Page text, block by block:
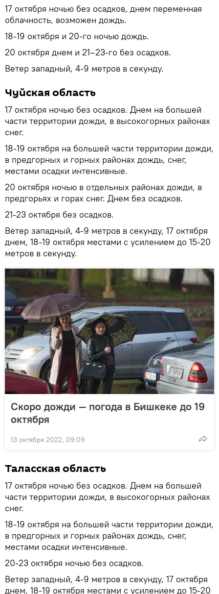
17 октября ночью без осадков, днем переменная
облачность, возможен дождь.
18-19 октября и 20-го ночью дождь.
20 октября днем и 21–23-го без осадков.
Ветер западный, 4-9 метров в секунду.
Чуйская область
17 октября ночью без осадков. Днем на большей
части территории дожди, в высокогорных районах
снег.
18-19 октября на большей части территории дожди,
в предгорных и горных районах дождь, снег,
местами осадки интенсивные.
20 октября ночью в отдельных районах дожди, в
предгорьях и горах снег. Днем без осадков.
21-23 октября без осадков.
Ветер западный, 4-9 метров в секунду, 17 октября
днем, 18-19 октября местами с усилением до 15-20
метров в секунду.
Скоро дожди — погода в Бишкеке до 19
октября
13 октября 2022, 09:09
Таласская область
17 октября ночью без осадков. Днем на большей
части территории дожди, в высокогорных районах
снег.
18-19 октября на большей части территории дожди,
в предгорных и горных районах дождь, снег,
местами осадки интенсивные.
20-23 октября ночью без осадков.
Ветер западный, 4-9 метров в секунду, 17 октября
днем, 18-19 октября местами с усилением до 15-20